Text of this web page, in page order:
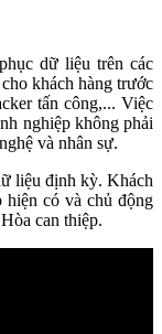
dữ liệu trên các
khách hàng trước
tấn công,... Việc
nghiệp không phải
và nhân sự.
liệu định kỳ. Khách
hiện có và chủ động
can thiệp.